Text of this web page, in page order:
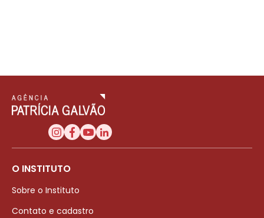
O INSTITUTO
Sobre o Instituto
Contato e cadastro